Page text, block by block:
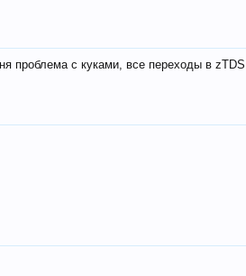
проблема с куками, все переходы в